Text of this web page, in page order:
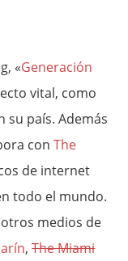
«Generación
vital, como
su país. Además
conThe
de internet
todo el mundo.
medios de
,The Miami